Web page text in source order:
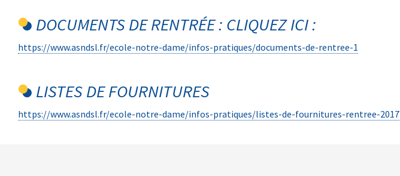
DOCUMENTS DE RENTRÉE : CLIQUEZ ICI :
https://www.asndsl.fr/ecole-notre-dame/infos-pratiques/documents-de-rentree-1
LISTES DE FOURNITURES
https://www.asndsl.fr/ecole-notre-dame/infos-pratiques/listes-de-fournitures-rentree-2017